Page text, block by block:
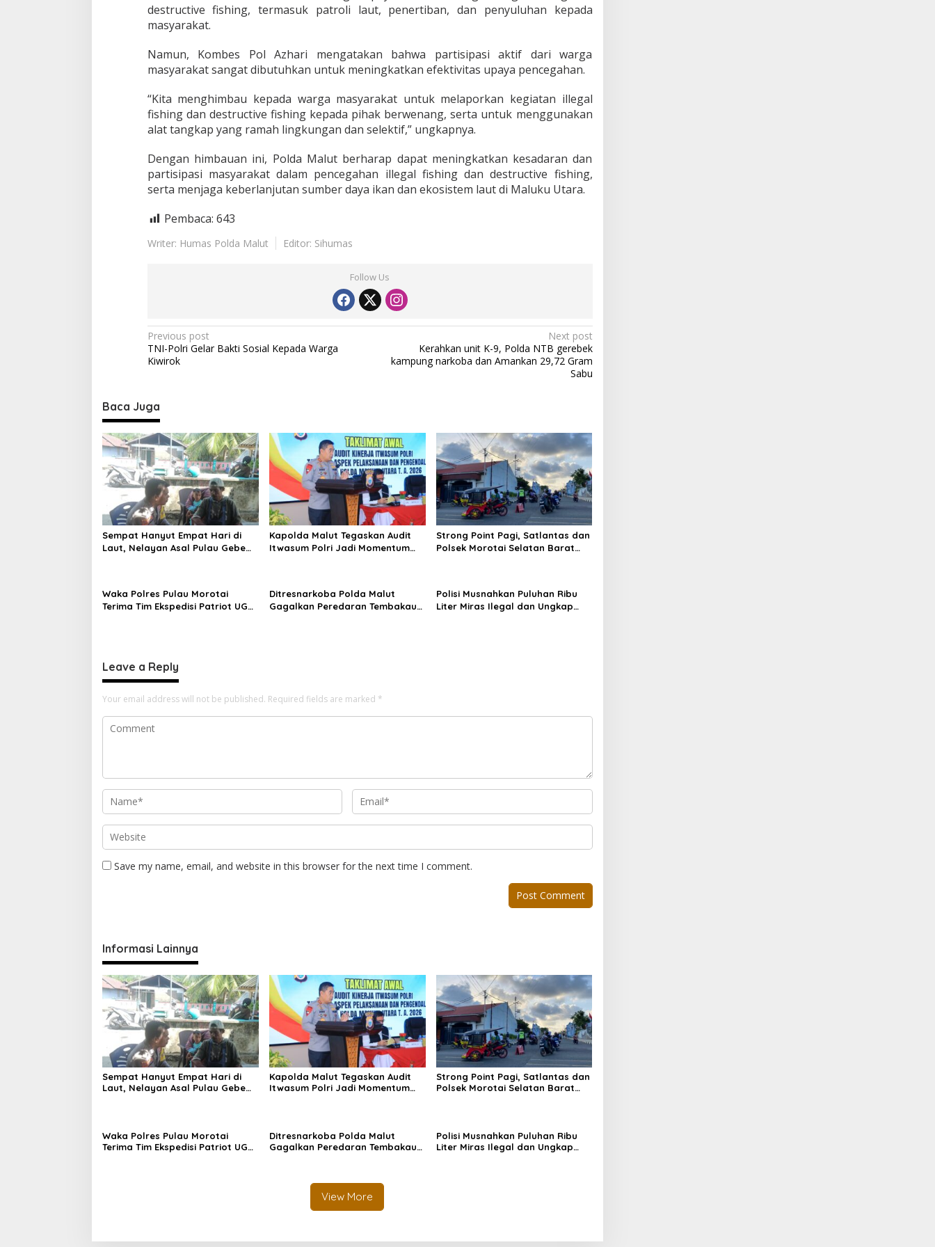
a
g
a
h
l
l
e
a
l
F
i
h
n
s
r
F
i
s
h
i
n
g
destructive fishing, termasuk patroli laut, penertiban, dan penyuluhan kepada
masyarakat.
Namun, Kombes Pol Azhari mengatakan bahwa partisipasi aktif dari warga
masyarakat sangat dibutuhkan untuk meningkatkan efektivitas upaya pencegahan.
“Kita menghimbau kepada warga masyarakat untuk melaporkan kegiatan illegal
fishing dan destructive fishing kepada pihak berwenang, serta untuk menggunakan
alat tangkap yang ramah lingkungan dan selektif,” ungkapnya.
Dengan himbauan ini, Polda Malut berharap dapat meningkatkan kesadaran dan
partisipasi masyarakat dalam pencegahan illegal fishing dan destructive fishing,
serta menjaga keberlanjutan sumber daya ikan dan ekosistem laut di Maluku Utara.
Pembaca: 643
Writer: Humas Polda Malut Editor: Sihumas
Follow Us
P
o
n
a
v
i
g
a
t
i
n
Previous post
TNI-Polri Gelar Bakti Sosial Kepada Warga
Kiwirok
Next post
Kerahkan unit K-9, Polda NTB gerebek
kampung narkoba dan Amankan 29,72 Gram
Sabu
Baca Juga
Sempat Hanyut Empat Hari di
Laut, Nelayan Asal Pulau Gebe
Kapolda Malut Tegaskan Audit
Itwasum Polri Jadi Momentum
Strong Point Pagi, Satlantas dan
Polsek Morotai Selatan Barat
Waka Polres Pulau Morotai
Terima Tim Ekspedisi Patriot UGM,
Ditresnarkoba Polda Malut
Gagalkan Peredaran Tembakau
Polisi Musnahkan Puluhan Ribu
Liter Miras Ilegal dan Ungkap
Leave a Reply
Your email address will not be published. Required fields are marked *
Save my name, email, and website in this browser for the next time I comment.
Informasi Lainnya
Sempat Hanyut Empat Hari di
Laut, Nelayan Asal Pulau Gebe
Kapolda Malut Tegaskan Audit
Itwasum Polri Jadi Momentum
Strong Point Pagi, Satlantas dan
Polsek Morotai Selatan Barat
Waka Polres Pulau Morotai
Terima Tim Ekspedisi Patriot UGM,
Ditresnarkoba Polda Malut
Gagalkan Peredaran Tembakau
Polisi Musnahkan Puluhan Ribu
Liter Miras Ilegal dan Ungkap
View More